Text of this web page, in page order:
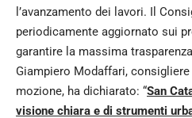
l’avanzamento dei lavori. Il
periodicamente aggiornato sui
garantire la massima
Giampiero Modaffari,
mozione, ha dichiarato: “San
visione chiara e di strumenti